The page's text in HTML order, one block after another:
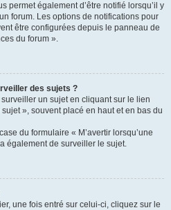
permet également d’être notifié lorsqu’il y
forum. Les options de notifications pour
être configurées depuis le panneau de
du forum ».
des sujets ?
un sujet en cliquant sur le lien
», souvent placé en haut et en bas du
du formulaire « M’avertir lorsqu’une
également de surveiller le sujet.
une fois entré sur celui-ci, cliquez sur le